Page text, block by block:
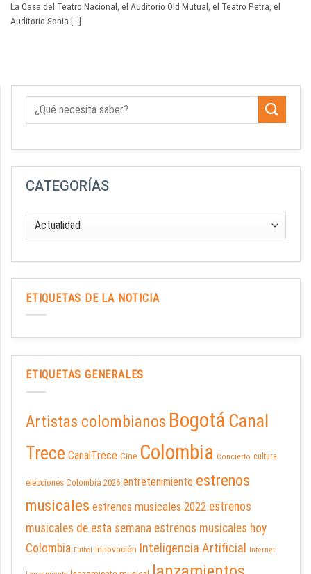
La Casa del Teatro Nacional, el Auditorio Old Mutual, el Teatro Petra, el
Auditorio Sonia [...]
CATEGORÍAS
ETIQUETAS DE LA NOTICIA
ETIQUETAS GENERALES
Artistas colombianos Bogotá Canal
Trece CanalTrece Cine Colombia Concierto cultura
elecciones Colombia 2026 entretenimiento estrenos
musicales estrenos musicales 2022 estrenos
musicales de esta semana estrenos musicales hoy
Colombia Futbol Innovación Inteligencia Artificial Internet